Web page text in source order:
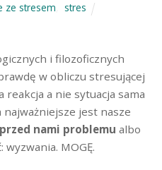
ze stresem stres
i filozoficznych
w obliczu stresującej
reakcja a nie sytuacja sama
najważniejsze jest nasze
nami problemu albo
MOGĘ.